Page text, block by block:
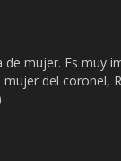
mujer. Es muy
del coronel,